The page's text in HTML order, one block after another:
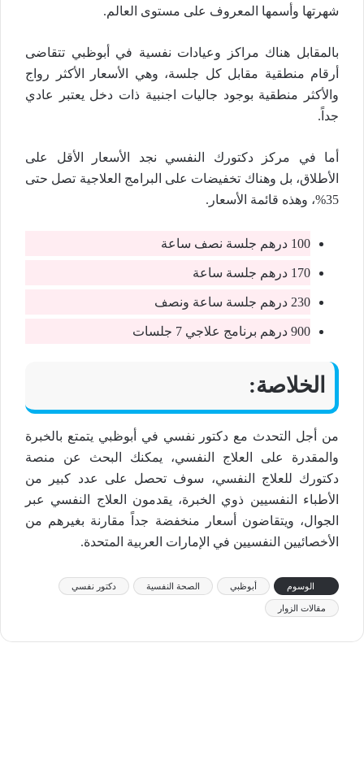
شهرتها وأسمها المعروف على مستوى العالم.
بالمقابل هناك مراكز وعيادات نفسية في أبوظبي تتقاضى
أرقام منطقية مقابل كل جلسة، وهي الأسعار الأكثر رواج
والأكثر منطقية بوجود جاليات اجنبية ذات دخل يعتبر عادي
جداً.
أما في مركز دكتورك النفسي نجد الأسعار الأقل على
الأطلاق، بل وهناك تخفيضات على البرامج العلاجية تصل حتى
35%، وهذه قائمة الأسعار.
100 درهم جلسة نصف ساعة
170 درهم جلسة ساعة
230 درهم جلسة ساعة ونصف
900 درهم برنامج علاجي 7 جلسات
الخلاصة:
من أجل التحدث مع دكتور نفسي في أبوظبي يتمتع بالخبرة
والمقدرة على العلاج النفسي، يمكنك البحث عن منصة
دكتورك للعلاج النفسي، سوف تحصل على عدد كبير من
الأطباء النفسيين ذوي الخبرة، يقدمون العلاج النفسي عبر
الجوال، ويتقاضون أسعار منخفضة جداً مقارنة بغيرهم من
الأخصائيين النفسيين في الإمارات العربية المتحدة.
الوسوم أبوظبي الصحة النفسية دكتور نفسي
مقالات الزوار